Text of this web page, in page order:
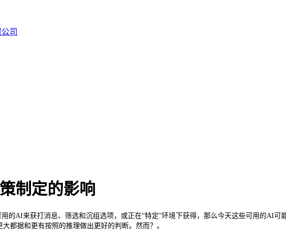
制定的影响
AI来获打消息、筛选和沉组选项，或正在“特定”环境下获得，那么今天这些可用的AI可
都据和更有按照的推理做出更好的判断。然而？。